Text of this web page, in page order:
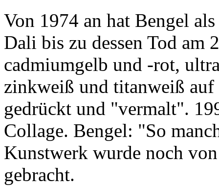
Von 1974 an hat Bengel
Dali bis zu dessen Tod am
cadmiumgelb und -rot,
zinkweiß und titanweiß
gedrückt und "vermalt".
Collage. Bengel: "So
Kunstwerk wurde noch
gebracht.